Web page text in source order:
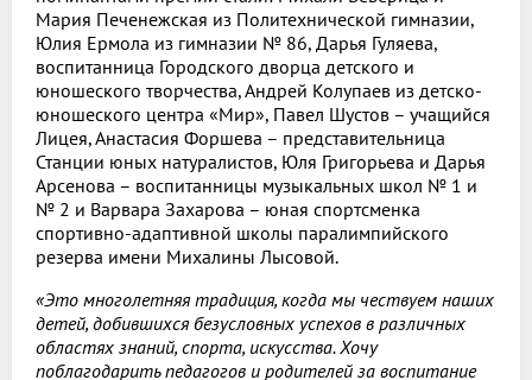
Мария Печенежская из Политехнической гимназии,
Юлия Ермола из гимназии № 86, Дарья Гуляева,
воспитанница Городского дворца детского и
юношеского творчества, Андрей Колупаев из детско-
юношеского центра «Мир», Павел Шустов – учащийся
Лицея, Анастасия Форшева – представительница
Станции юных натуралистов, Юля Григорьева и Дарья
Арсенова – воспитанницы музыкальных школ № 1 и
№ 2 и Варвара Захарова – юная спортсменка
спортивно-адаптивной школы паралимпийского
резерва имени Михалины Лысовой.
«Это многолетняя традиция, когда мы чествуем наших
детей, добившихся безусловных успехов в различных
областях знаний, спорта, искусства. Хочу
поблагодарить педагогов и родителей за воспитание